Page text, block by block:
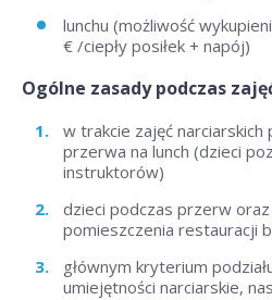
lunchu (możliwość
€ /ciepły posiłek + napój)
Ogólne zasady podczas
w trakcie zajęć
przerwa na lunch (dzieci
instruktorów)
dzieci podczas przerw
pomieszczenia restauracji
głównym kryterium
umiejętności narciarskie,